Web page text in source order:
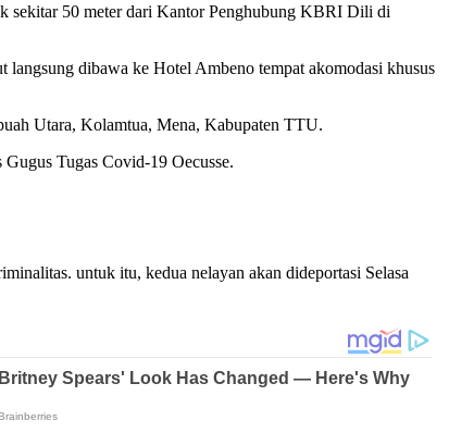
sekitar 50 meter dari Kantor Penghubung KBRI Dili di
dibawa ke Hotel Ambeno tempat akomodasi khusus
Utara, Kolamtua, Mena, Kabupaten TTU.
Tugas Covid-19 Oecusse.
untuk itu, kedua nelayan akan dideportasi Selasa